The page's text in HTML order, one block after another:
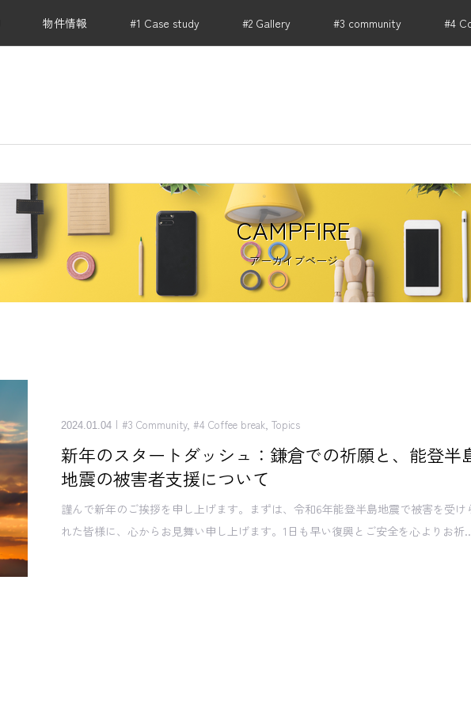
物件情報 #1 Case study #2 Gallery #3 community #4
CAMPFIRE
アーカイブページ
2024.01.04 #3 Community,#4 Coffee break ,Topics
新年のスタートダッシュ：鎌倉での祈願と、能登半
地震の被害者支援について
謹んで新年のご挨拶を申し上げます。まずは、令和6年能登半島地震で被害を受け
れた皆様に、心からお見舞い申し上げます。1日も早い復興とご安全を心よりお祈